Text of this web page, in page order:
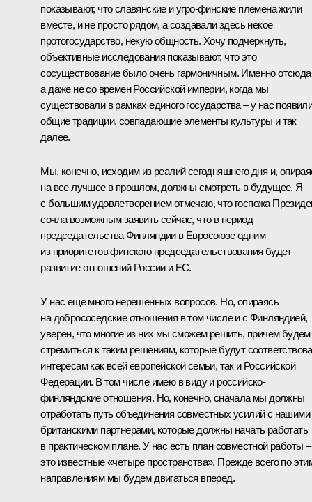
показывают, что славянские и угро-финские племена жили
вместе, и не просто рядом, а создавали здесь некое
протогосударство, некую общность. Хочу подчеркнуть,
объективные исследования показывают, что это
сосуществование было очень гармоничным. Именно
а даже не со времен Российской империи, когда мы
существовали в рамках единого государства – у нас
общие традиции, совпадающие элементы культуры и так
далее.
Мы, конечно, исходим из реалий сегодняшнего дня и,
на все лучшее в прошлом, должны смотреть в будущее. Я
с большим удовлетворением отмечаю, что госпожа
сочла возможным заявить сейчас, что в период
председательства Финляндии в Евросоюзе одним
из приоритетов финского председательствования будет
развитие отношений России и ЕС.
У нас еще много нерешенных вопросов. Но, опираясь
на добрососедские отношения в том числе и с Финляндией,
уверен, что многие из них мы сможем решить, причем будем
стремиться к таким решениям, которые будут
интересам как всей европейской семьи, так и Российской
Федерации. В том числе имею в виду и российско-
финляндские отношения. Но, конечно, сначала мы должны
отработать путь объединения совместных усилий с нашими
британскими партнерами, которые должны начать работать
в практическом плане. У нас есть план совместной работы –
это известные «четыре пространства». Прежде всего по
направлениям мы будем двигаться вперед.